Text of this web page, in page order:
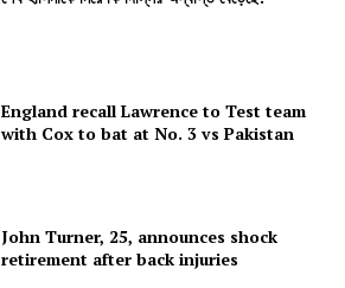
England recall Lawrence to Test team
with Cox to bat at No. 3 vs Pakistan
John Turner, 25, announces shock
retirement after back injuries